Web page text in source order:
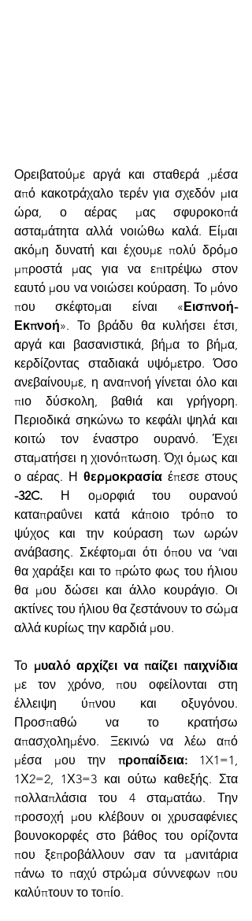
Ορειβατούμε αργά και σταθερά ,μέσα
από κακοτράχαλο τερέν για σχεδόν μια
ώρα, ο αέρας μας σφυροκοπά
ασταμάτητα αλλά νοιώθω καλά. Είμαι
ακόμη δυνατή και έχουμε πολύ δρόμο
μπροστά μας για να επιτρέψω στον
εαυτό μου να νοιώσει κούραση. Το μόνο
που σκέφτομαι είναι «Εισπνοή-
Εκπνοή». Το βράδυ θα κυλήσει έτσι,
αργά και βασανιστικά, βήμα το βήμα,
κερδίζοντας σταδιακά υψόμετρο. Όσο
ανεβαίνουμε, η αναπνοή γίνεται όλο και
πιο δύσκολη, βαθιά και γρήγορη.
Περιοδικά σηκώνω το κεφάλι ψηλά και
κοιτώ τον έναστρο ουρανό. Έχει
σταματήσει η χιονόπτωση. Όχι όμως και
ο αέρας. Η θερμοκρασία
-32C. Η ομορφιά του ουρανού
καταπραΰνει κατά κάποιο τρόπο το
ψύχος και την κούραση των ωρών
ανάβασης. Σκέφτομαι ότι όπου να ‘ναι
θα χαράξει και το πρώτο φως του ήλιου
θα μου δώσει και άλλο κουράγιο. Οι
ακτίνες του ήλιου θα ζεστάνουν το σώμα
αλλά κυρίως την καρδιά μου.
Το μυαλό αρχίζει να παίζει παιχνίδια
με τον χρόνο, που οφείλονται στη
έλλειψη ύπνου και οξυγόνου.
Προσπαθώ να το κρατήσω
απασχολημένο. Ξεκινώ να λέω από
μέσα μου την προπαίδεια: 1X1=1,
1Χ2=2, 1Χ3=3 και ούτω καθεξής. Στα
πολλαπλάσια του 4 σταματάω. Την
προσοχή μου κλέβουν οι χρυσαφένιες
βουνοκορφές στο βάθος του ορίζοντα
που ξεπροβάλλουν σαν τα μανιτάρια
πάνω το παχύ στρώμα σύννεφων που
καλύπτουν το τοπίο.